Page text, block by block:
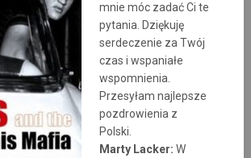
mnie móc zadać Ci te
pytania. Dziękuję
serdeczenie za Twój
czas i wspaniałe
wspomnienia.
Przesyłam najlepsze
pozdrowienia z
Polski.
Marty Lacker: W